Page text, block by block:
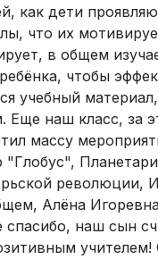
как дети
что их
в общем
чтобы
учебный
Еще наш класс, за
массу
"Глобус",
революции,
Алёна
спасибо, наш сын
учителем!